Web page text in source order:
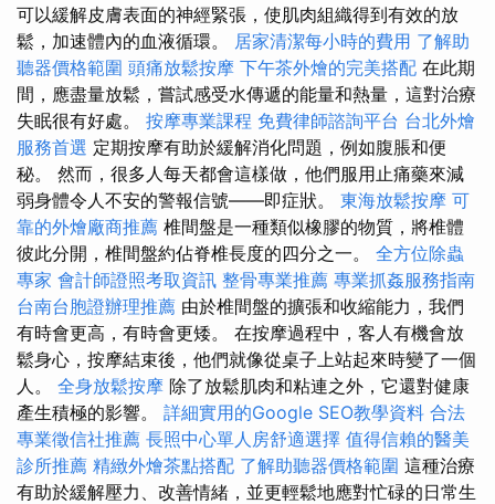
可以緩解皮膚表面的神經緊張，使肌肉組織得到有效的放
鬆，加速體內的血液循環。 居家清潔每小時的費用 了解助
聽器價格範圍 頭痛放鬆按摩 下午茶外燴的完美搭配 在此期
間，應盡量放鬆，嘗試感受水傳遞的能量和熱量，這對治療
失眠很有好處。 按摩專業課程 免費律師諮詢平台 台北外燴
服務首選 定期按摩有助於緩解消化問題，例如腹脹和便
秘。 然而，很多人每天都會這樣做，他們服用止痛藥來減
弱身體令人不安的警報信號——即症狀。 東海放鬆按摩 可
靠的外燴廠商推薦 椎間盤是一種類似橡膠的物質，將椎體
彼此分開，椎間盤約佔脊椎長度的四分之一。 全方位除蟲
專家 會計師證照考取資訊 整骨專業推薦 專業抓姦服務指南
台南台胞證辦理推薦 由於椎間盤的擴張和收縮能力，我們
有時會更高，有時會更矮。 在按摩過程中，客人有機會放
鬆身心，按摩結束後，他們就像從桌子上站起來時變了一個
人。 全身放鬆按摩 除了放鬆肌肉和粘連之外，它還對健康
產生積極的影響。 詳細實用的Google SEO教學資料 合法
專業徵信社推薦 長照中心單人房舒適選擇 值得信賴的醫美
診所推薦 精緻外燴茶點搭配 了解助聽器價格範圍 這種治療
有助於緩解壓力、改善情緒，並更輕鬆地應對忙碌的日常生